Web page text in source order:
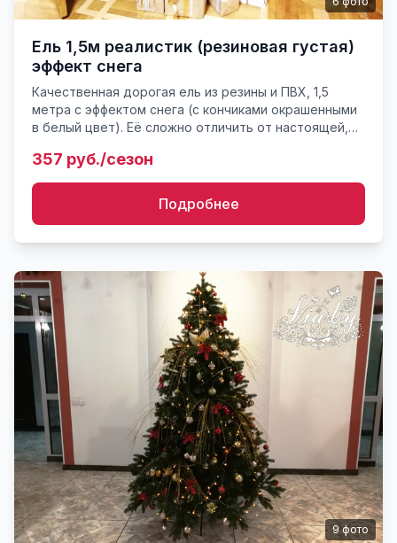
Ель 1,5м реалистик (резиновая густая)
эффект снега
Качественная дорогая ель из резины и ПВХ, 1,5
метра с эффектом снега (с кончиками окрашенными
в белый цвет). Её сложно отличить от настоящей,
использования т...
357 руб./сезон
Подробнее
9фото